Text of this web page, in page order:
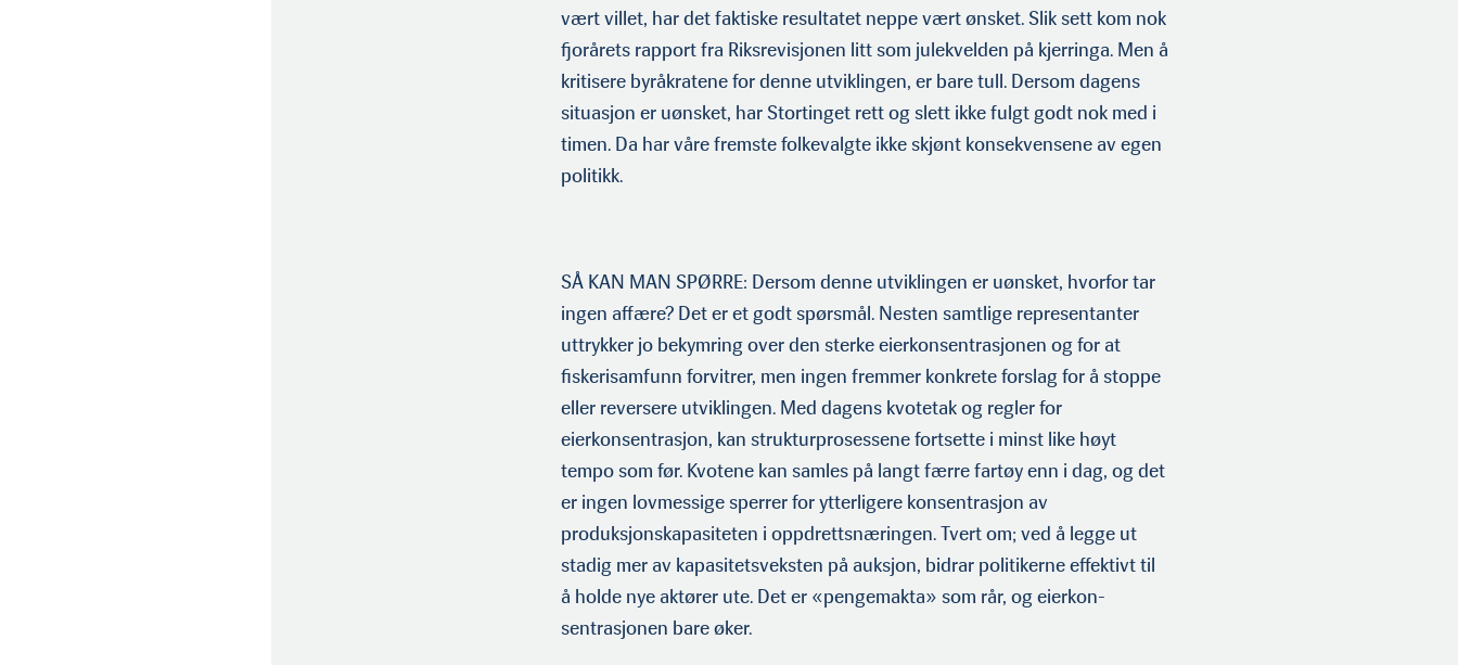
vært villet, har det faktiske resultatet neppe vært ønsket. Slik sett kom nok
fjorårets rapport fra Riks­revisjonen litt som julekvelden på kjerringa. Men å
kritisere byråkratene for denne utviklingen, er bare tull. Dersom dagens
situasjon er uønsket, har Stortinget rett og slett ikke fulgt godt nok med i
timen. Da har våre fremste folkevalgte ikke skjønt konsekvensene av egen
politikk.
SÅ KAN MAN SPØRRE: Dersom denne utviklingen er uønsket, hvorfor tar
ingen affære? Det er et godt spørsmål. Nesten samtlige repre­sentanter
uttrykker jo bekymring over den sterke eierkonsentras­jonen og for at
fiskerisamfunn forvitrer, men ingen fremmer konkrete forslag for å stoppe
eller reversere utviklingen. Med dagens kvotetak og regler for
eierkonsentrasjon, kan strukturpro­sessene fortsette i minst like høyt
tempo som før. Kvotene kan samles på langt færre fartøy enn i dag, og det
er ingen lovmes­sige sperrer for ytterligere konsentrasjon av
produksjonskapa­siteten i oppdrettsnæringen. Tvert om; ved å legge ut
stadig mer av kapasitetsveksten på auksjon, bidrar politikerne effektivt til
å holde nye aktører ute. Det er «pengemakta» som rår, og eierkon­
sentrasjonen bare øker.